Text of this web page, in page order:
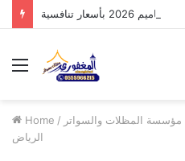
تنافسية
Menu
Home / المظلات والسواتر
الرياض